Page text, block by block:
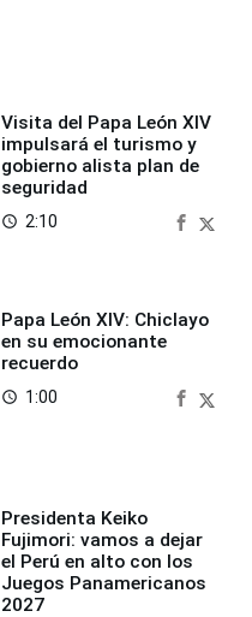
Visita del Papa León XIV
impulsará el turismo y
gobierno alista plan de
seguridad
access_time 2:10
Papa León XIV: Chiclayo
en su emocionante
recuerdo
access_time 1:00
Presidenta Keiko
Fujimori: vamos a dejar
el Perú en alto con los
Juegos Panamericanos
2027